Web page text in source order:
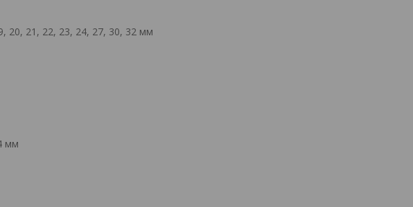
20, 21, 22, 23, 24, 27, 30, 32 мм
мм